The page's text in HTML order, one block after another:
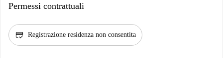
Permessi contrattuali
credit_score Registrazione residenza non consentita